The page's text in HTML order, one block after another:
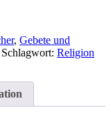
, Gebete und
Schlagwort: Religion